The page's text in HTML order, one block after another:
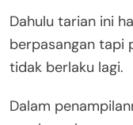
Dahulu tarian ini
berpasangan tapi
tidak berlaku lagi.
Dalam